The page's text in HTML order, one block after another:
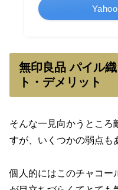
無印良品 パイル
ト・デメリット
そんな一見向かうところ
すが、いくつかの弱点も
個人的にはこのチャコー